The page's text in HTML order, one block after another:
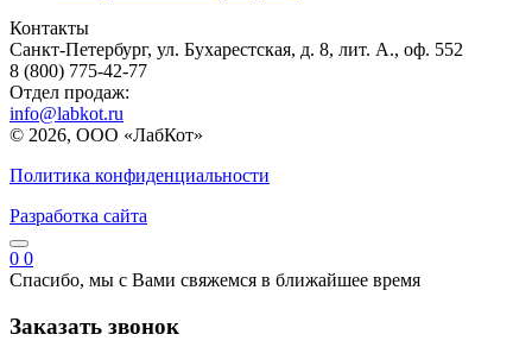
Контакты
Санкт-Петербург, ул. Бухарестская, д. 8, лит. А., оф. 552
8 (800) 775-42-77
Отдел продаж:
info@labkot.ru
© 2026, ООО «ЛабКот»
Политика конфиденциальности
Разработка сайта
0 0
Спасибо, мы с Вами свяжемся в ближайшее время
Заказать звонок